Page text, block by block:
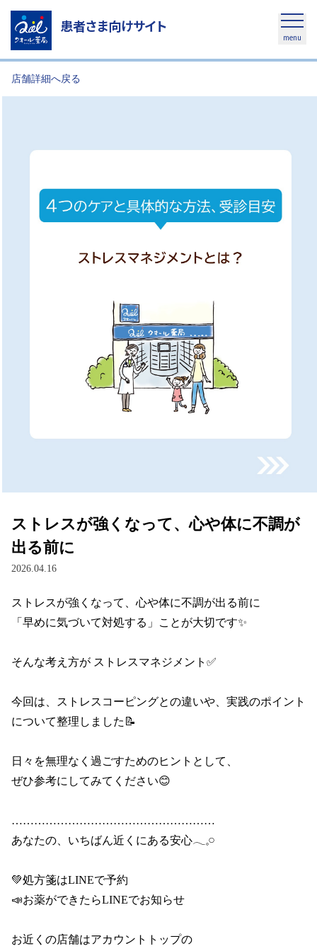
患者さま向けサイト
menu
店舗詳細へ戻る
ストレスが強くなって、心や体に不調が
出る前に
2026.04.16
ストレスが強くなって、心や体に不調が出る前に
「早めに気づいて対処する」ことが大切です✨
そんな考え方が ストレスマネジメント✅
今回は、ストレスコーピングとの違いや、実践のポイント
について整理しました📝
日々を無理なく過ごすためのヒントとして、
ぜひ参考にしてみてください😊
………………………………………………
あなたの、いちばん近くにある安心𓂃𓈒𓏸
💚処方箋はLINEで予約
📣お薬ができたらLINEでお知らせ
お近くの店舗はアカウントトップの